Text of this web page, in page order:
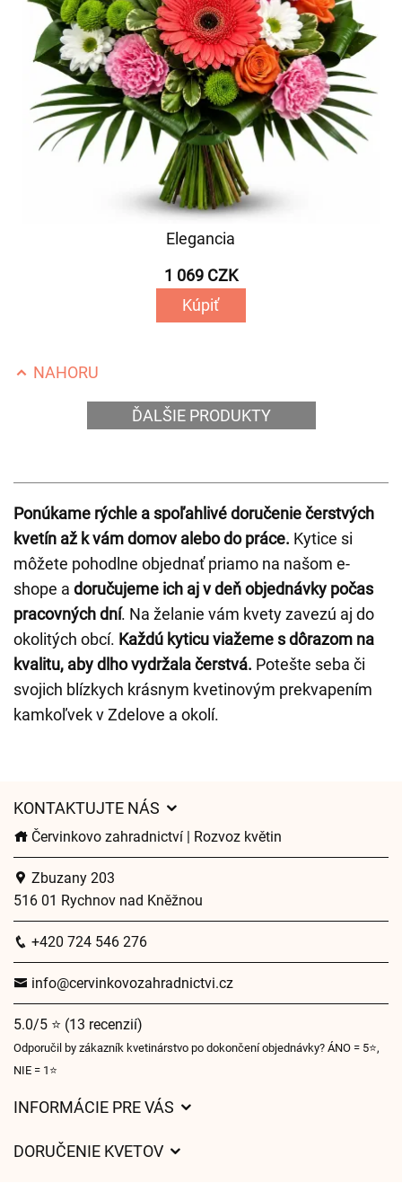
Elegancia
1 069 CZK
Kúpiť
NAHORU
ĎALŠIE PRODUKTY
Ponúkame rýchle a spoľahlivé doručenie čerstvých
kvetín až k vám domov alebo do práce. Kytice si
môžete pohodlne objednať priamo na našom e-
shope a doručujeme ich aj v deň objednávky počas
pracovných dní. Na želanie vám kvety zavezú aj do
okolitých obcí. Každú kyticu viažeme s dôrazom na
kvalitu, aby dlho vydržala čerstvá. Potešte seba či
svojich blízkych krásnym kvetinovým prekvapením
kamkoľvek v Zdelove a okolí.
KONTAKTUJTE NÁS
Červinkovo zahradnictví | Rozvoz květin
Zbuzany 203
516 01 Rychnov nad Kněžnou
+420 724 546 276
info@cervinkovozahradnictvi.cz
5.0/5 ⭐ (13 recenzií)
Odporučil by zákazník kvetinárstvo po dokončení objednávky? ÁNO = 5⭐,
NIE = 1⭐
INFORMÁCIE PRE VÁS
DORUČENIE KVETOV